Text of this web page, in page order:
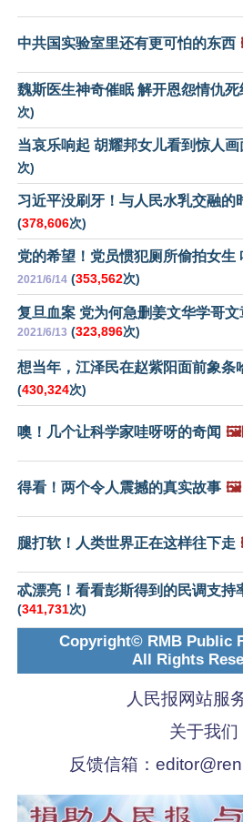
中共国实验室里还有更可怕的东西
魏斯医生神奇催眠 解开恩怨情仇死
次)
当哀乐响起 胡耀邦女儿看到惊人画
次)
习近平没刷牙！与人民水乳交融的
(378,606次)
党的希望！党员惯犯厕所偷拍女生
2021/6/14 (353,562次)
复旦血案 党为何急删姜文华学哥
2021/6/13 (323,896次)
想当年，江泽民在赵紫阳面前象条
(430,324次)
噢！几个让科学家哇呀呀的奇闻
得看！两个令人震撼的真实故事 🖼️
腿打软！人类世界正在这样往下走
忒漂亮！看看彭斯得到的民调支持
(341,731次)
Copyright© RMB Public
All Rights
人民报网站服
关于我们
反馈信箱：